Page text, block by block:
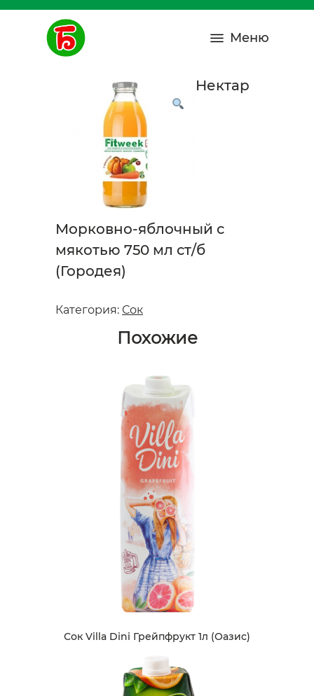
Меню
Нектар
Морковно-яблочный с
мякотью 750 мл ст/б
(Городея)
Категория: Сок
Похожие
Сок Villa Dini Грейпфрукт 1л (Оазис)